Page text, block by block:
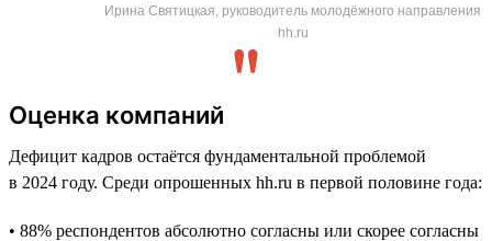
Ирина Святицкая, руководитель молодёжного направления
hh.ru
Оценка компаний
Дефицит кадров остаётся фундаментальной проблемой
в 2024 году. Среди опрошенных hh.ru в первой половине года:
• 88% респондентов абсолютно согласны или скорее согласны